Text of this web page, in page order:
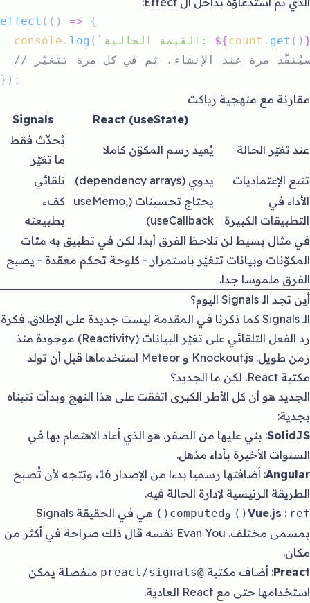
effect (() => {
console . log ( `القيمة الحالية: ${count . get ()
});
مقارنة مع منهجية رياكت
React (useState)
Signals
عند تغيّر الحالة يُعيد رسم المكوّن كاملا
يُحدِّث فقط
ما تغيّر
تتبع الإعتماديات
يدوي (dependency arrays)
تلقائي
الأداء في
التطبيقات الكبيرة
يحتاج تحسينات (useMemo,
useCallback)
كفء
بطبيعته
في مثال بسيط لن تلاحظ الفرق أبدا. لكن في تطبيق به مئات
المكوّنات وبيانات تتغيّر باستمرار - كلوحة تحكم معقدة - يصبح
الفرق ملموسا جدا.
أين تجد الـ Signals اليوم؟
الـ Signals كما ذكرنا في المقدمة ليست جديدة على الإطلاق. فكرة
رد الفعل التلقائي على تغيّر البيانات (Reactivity) موجودة منذ
زمن طويل. Knockout.js و Meteor استخدماها قبل أن تولد
مكتبة React. لكن ما الجديد؟
الجديد هو أن كل الأطر الكبرى اتفقت على هذا النهج وبدأت تتبناه
بجدية:
SolidJS: بني عليها من الصفر. هو الذي أعاد الاهتمام بها في
السنوات الأخيرة بأداء مذهل.
Angular
: أضافتها رسميا بدءا من الإصدار 16، وتتجه لأن تُصبح
الطريقة الرئيسية لإدارة الحالة فيه.
Vue.js : ref() وcomputed()
هي في الحقيقة Signals
بمسمى مختلف. Evan You نفسه قال ذلك صراحة في أكثر من
مكان.
Preact: أضاف مكتبة @preact/signals
منفصلة يمكن
استخدامها حتى مع React العادية.